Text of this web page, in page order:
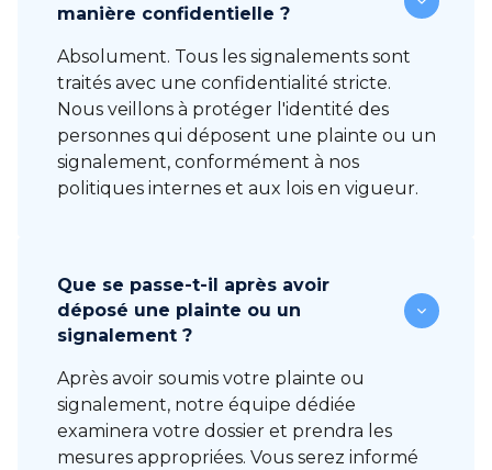
manière confidentielle ?
Absolument. Tous les signalements sont
traités avec une confidentialité stricte.
Nous veillons à protéger l'identité des
personnes qui déposent une plainte ou un
signalement, conformément à nos
politiques internes et aux lois en vigueur.
Que se passe-t-il après avoir
déposé une plainte ou un
signalement ?
Après avoir soumis votre plainte ou
signalement, notre équipe dédiée
examinera votre dossier et prendra les
mesures appropriées. Vous serez informé